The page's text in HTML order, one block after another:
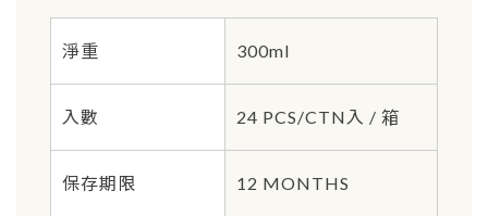
淨重 300ml
入數 24 PCS/CTN入 / 箱
保存期限 12 MONTHS